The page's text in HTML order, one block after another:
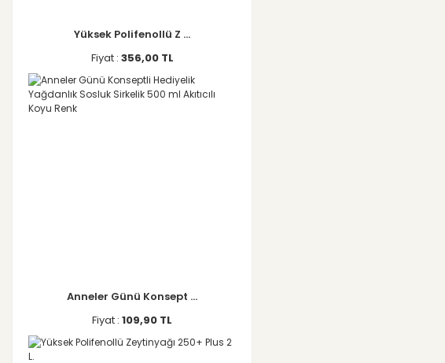
Yüksek Polifenollü Z ...
Fiyat : 356,00 TL
Anneler Günü Konsept ...
Fiyat : 109,90 TL